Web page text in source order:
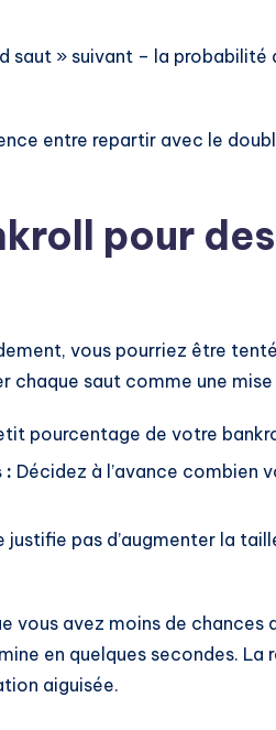
saut » suivant – la probabilité
entre repartir avec le
pour
vous pourriez être
chaque saut comme une
pourcentage de votre
: Décidez à l’avance combien
justifie pas d’augmenter la
vous avez moins de chances
en quelques secondes.
aiguisée.